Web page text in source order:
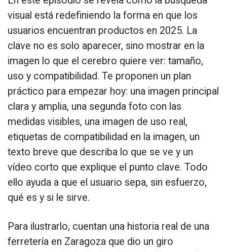
visual está redefiniendo la forma en que los
usuarios encuentran productos en 2025. La
clave no es solo aparecer, sino mostrar en la
imagen lo que el cerebro quiere ver: tamaño,
uso y compatibilidad. Te proponen un plan
práctico para empezar hoy: una imagen principal
clara y amplia, una segunda foto con las
medidas visibles, una imagen de uso real,
etiquetas de compatibilidad en la imagen, un
texto breve que describa lo que se ve y un
vídeo corto que explique el punto clave. Todo
ello ayuda a que el usuario sepa, sin esfuerzo,
qué es y si le sirve.
Para ilustrarlo, cuentan una historia real de una
ferretería en Zaragoza que dio un giro